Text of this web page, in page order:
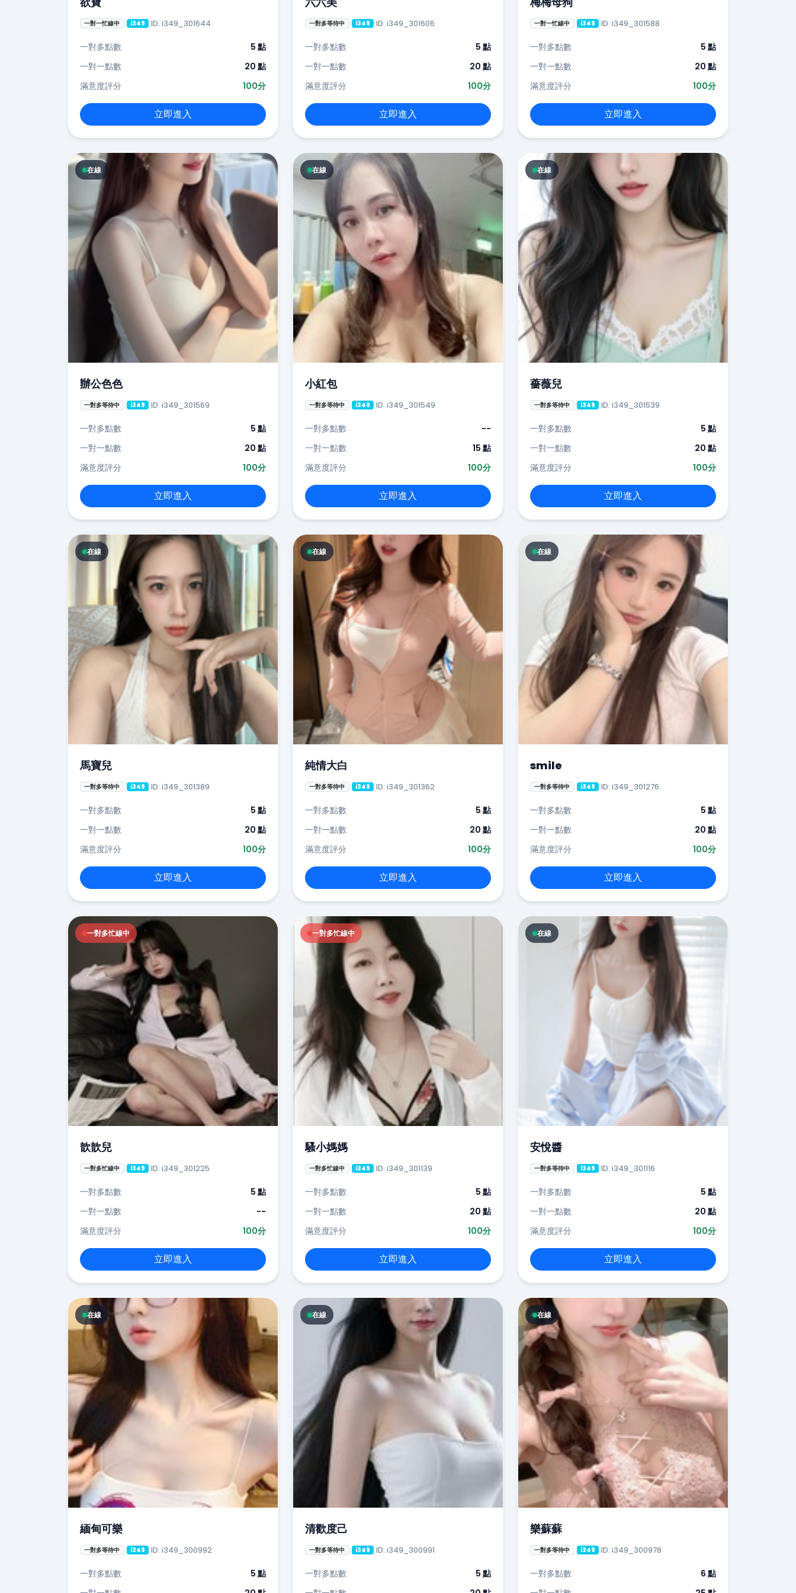
一對一忙線中 i349 ID: i349_301644
一對多點數
5 點
一對一點數
20 點
滿意度評分
100分
立即進入
一對多等待中 i349 ID: i349_301606
一對多點數
5 點
一對一點數
20 點
滿意度評分
100分
立即進入
一對一忙線中 i349 ID: i349_301588
一對多點數
5 點
一對一點數
20 點
滿意度評分
100分
立即進入
在線
辦公色色
一對多等待中 i349 ID: i349_301569
一對多點數
5 點
一對一點數
20 點
滿意度評分
100分
立即進入
在線
小紅包
一對多等待中 i349 ID: i349_301549
一對多點數
--
一對一點數
15 點
滿意度評分
100分
立即進入
在線
薔薇兒
一對多等待中 i349 ID: i349_301539
一對多點數
5 點
一對一點數
20 點
滿意度評分
100分
立即進入
在線
馬寶兒
一對多等待中 i349 ID: i349_301389
一對多點數
5 點
一對一點數
20 點
滿意度評分
100分
立即進入
在線
純情大白
一對多等待中 i349 ID: i349_301362
一對多點數
5 點
一對一點數
20 點
滿意度評分
100分
立即進入
在線
smile
一對多等待中 i349 ID: i349_301276
一對多點數
5 點
一對一點數
20 點
滿意度評分
100分
立即進入
一對多忙線中
歆歆兒
一對多忙線中 i349 ID: i349_301225
一對多點數
5 點
一對一點數
--
滿意度評分
100分
立即進入
一對多忙線中
騷小媽媽
一對多忙線中 i349 ID: i349_301139
一對多點數
5 點
一對一點數
20 點
滿意度評分
100分
立即進入
在線
安悅醬
一對多等待中 i349 ID: i349_301116
一對多點數
5 點
一對一點數
20 點
滿意度評分
100分
立即進入
在線
緬甸可樂
一對多等待中 i349 ID: i349_300992
一對多點數
5 點
在線
清歡度己
一對多等待中 i349 ID: i349_300991
一對多點數
5 點
在線
樂蘇蘇
一對多等待中 i349 ID: i349_300978
一對多點數
6 點